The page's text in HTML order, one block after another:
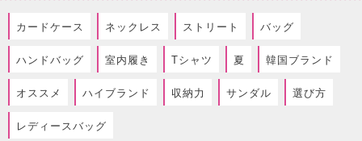
カードケース ネックレス ストリート バッグ
ハンドバッグ 室内履き Tシャツ 夏 韓国ブランド
オススメ ハイブランド 収納力 サンダル 選び方
レディースバッグ